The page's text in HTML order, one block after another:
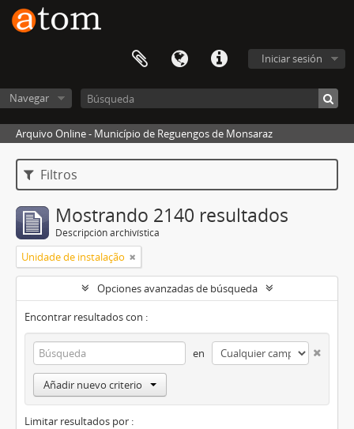
Iniciar sesión
Navegar
Arquivo Online - Município de Reguengos de Monsaraz
Filtros
Mostrando 2140 resultados
Descripción archivística
Unidade de instalação
Opciones avanzadas de búsqueda
Encontrar resultados con :
en
Añadir nuevo criterio
Limitar resultados por :